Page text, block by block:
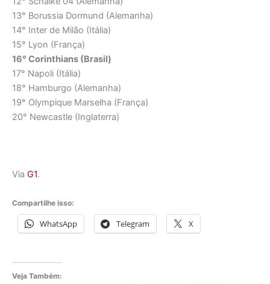
13° Borussia Dormund (Alemanha)
14° Inter de Milão (Itália)
15° Lyon (França)
16° Corinthians (Brasil)
17° Napoli (Itália)
18° Hamburgo (Alemanha)
19° Olympique Marselha (França)
20° Newcastle (Inglaterra)
Via G1.
Compartilhe isso:
WhatsApp Telegram X
Veja Também: